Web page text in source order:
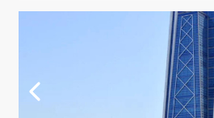
ОБ
BILDIRIŞLER